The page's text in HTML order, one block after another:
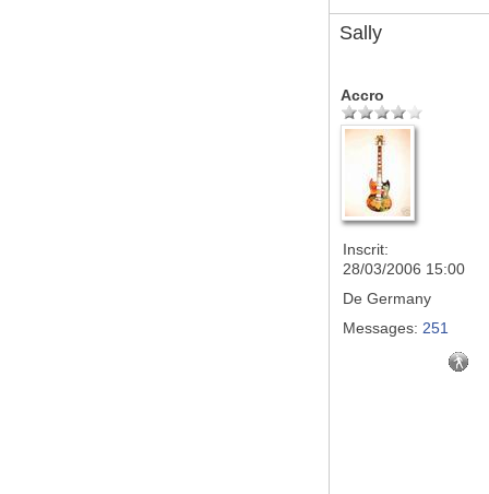
Sally
Accro
Inscrit:
28/03/2006 15:00
De Germany
Messages: 251